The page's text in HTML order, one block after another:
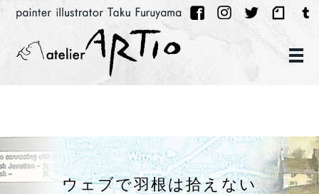
メ
ウェブで羽根は拾えない